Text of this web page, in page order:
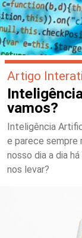
Artigo
vamos?
Inteligência
e parece sempre
nosso dia a dia
nos levar?